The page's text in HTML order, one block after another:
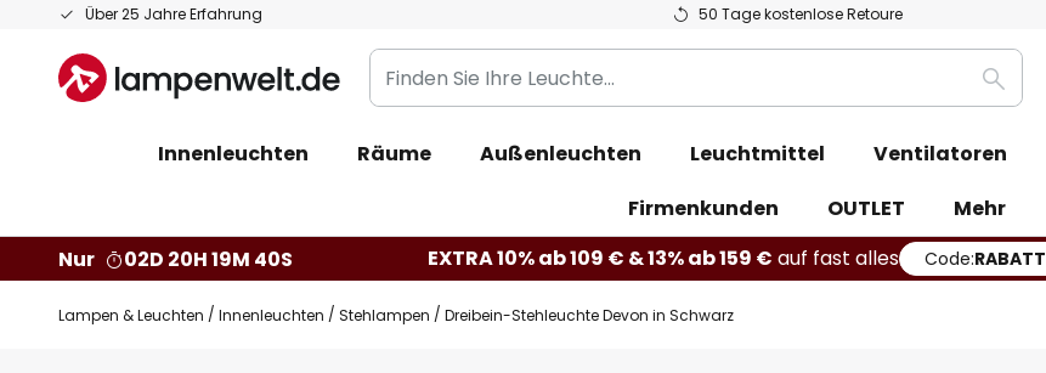
Über 25 Jahre Erfahrung 50 Tage kostenlose Retoure
Zum
springen
Finden
Sie
Leuchte...
Suche
Innenleuchten Räume Außenleuchten Leuchtmittel Ventilatoren
Firmenkunden
OUTLET
Mehr
Nur
02D 20H 19M 39S EXTRA 10% ab 109 € & 13% ab 159 € auf fast alles Code:RABATT
Lampen & Leuchten Innenleuchten Stehlampen Dreibein-Stehleuchte Devon in Schwarz